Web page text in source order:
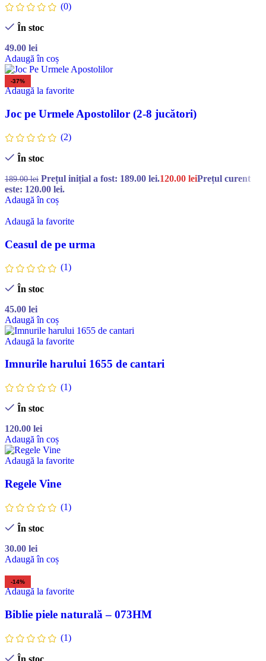
(0)
În stoc
49.00 lei
Adaugă în coș
-37%
Adaugă la favorite
Joc pe Urmele Apostolilor (2-8 jucători)
(2)
În stoc
189.00lei Prețul inițial a fost: 189.00 lei.120.00 leiPrețul curent
este: 120.00 lei.
Adaugă în coș
Adaugă la favorite
Ceasul de pe urma
(1)
În stoc
45.00 lei
Adaugă în coș
Adaugă la favorite
Imnurile harului 1655 de cantari
(1)
În stoc
120.00 lei
Adaugă în coș
Adaugă la favorite
Regele Vine
(1)
În stoc
30.00 lei
Adaugă în coș
-14%
Adaugă la favorite
Biblie piele naturală – 073HM
(1)
În stoc